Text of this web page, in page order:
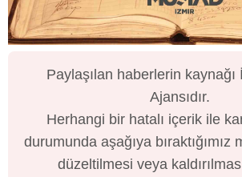
Paylaşılan haberlerin
Ajansıdır.
Herhangi bir hatalı içerik ile
durumunda aşağıya bıraktığımız
düzeltilmesi veya